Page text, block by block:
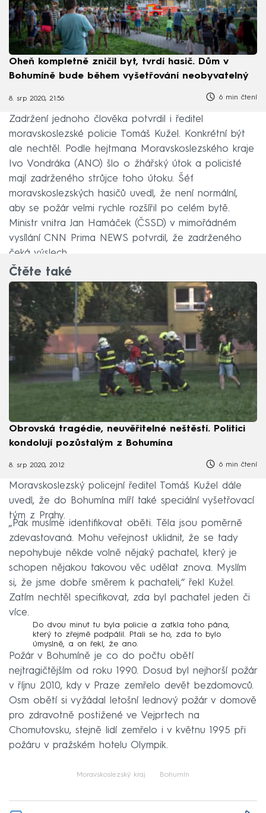
Oheň kompletně zničil byt, tvrdí hasič. Dům v
Bohumíně bude během vyšetřování neobyvatelný
8. srp 2020, 21:56 6 min čtení
Zadržení jednoho člověka potvrdil i ředitel
moravskoslezské policie Tomáš Kužel. Konkrétní být
ale nechtěl. Podle hejtmana Moravskoslezského kraje
Ivo Vondráka (ANO) šlo o žhářský útok a policisté
mají zadrženého strůjce toho útoku. Šéf
moravskoslezských hasičů uvedl, že není normální,
aby se požár velmi rychle rozšířil po celém bytě.
Ministr vnitra Jan Hamáček (ČSSD) v mimořádném
vysílání CNN Prima NEWS potvrdil, že zadrženého
čeká výslech.
Čtěte také
Obrovská tragédie, neuvěřitelné neštěstí. Politici
kondolují pozůstalým z Bohumína
8. srp 2020, 20:12 6 min čtení
Moravskoslezský policejní ředitel Tomáš Kužel dále
uvedl, že do Bohumína míří také speciální vyšetřovací
tým z Prahy.
„Pak musíme identifikovat oběti. Těla jsou poměrně
zdevastovaná. Mohu veřejnost uklidnit, že se tady
nepohybuje někde volně nějaký pachatel, který je
schopen nějakou takovou věc udělat znova. Myslím
si, že jsme dobře směrem k pachateli,“ řekl Kužel.
Zatím nechtěl specifikovat, zda byl pachatel jeden či
více.
Do dvou minut tu byla policie a zatkla toho pána,
který to zřejmě podpálil. Ptali se ho, zda to bylo
úmyslně, a on řekl, že ano.
Požár v Bohumíně je co do počtu obětí
nejtragičtějším od roku 1990. Dosud byl nejhorší požár
v říjnu 2010, kdy v Praze zemřelo devět bezdomovců.
Osm obětí si vyžádal letošní lednový požár v domově
pro zdravotně postižené ve Vejprtech na
Chomutovsku, stejně lidí zemřelo i v květnu 1995 při
požáru v pražském hotelu Olympik.
Moravskoslezský kraj Bohumín